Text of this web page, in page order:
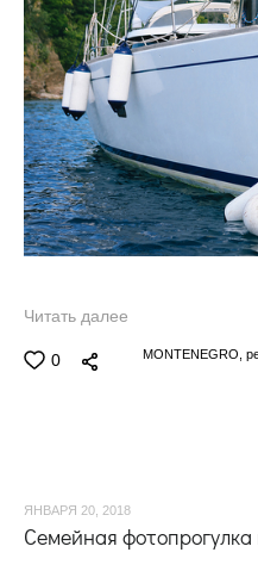
Читать далее
0 MONTENEGRO,
ЯНВАРЯ 20, 2018
Семейная фотопрогулка